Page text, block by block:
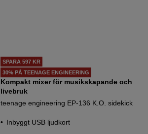
SPARA 597 KR
30% PÅ TEENAGE ENGINEERING
Kompakt mixer för musikskapande och
livebruk
teenage engineering EP-136 K.O. sidekick
Inbyggt USB ljudkort